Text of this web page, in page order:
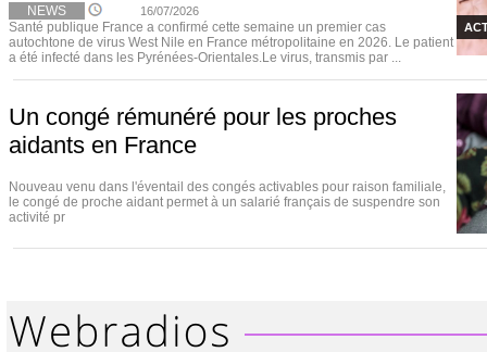
NEWS 16/07/2026
Santé publique France a confirmé cette semaine un premier cas
autochtone de virus West Nile en France métropolitaine en 2026. Le patient
a été infecté dans les Pyrénées-Orientales.Le virus, transmis par ...
Un congé rémunéré pour les proches
aidants en France
Nouveau venu dans l'éventail des congés activables pour raison familiale,
le congé de proche aidant permet à un salarié français de suspendre son
activité pr